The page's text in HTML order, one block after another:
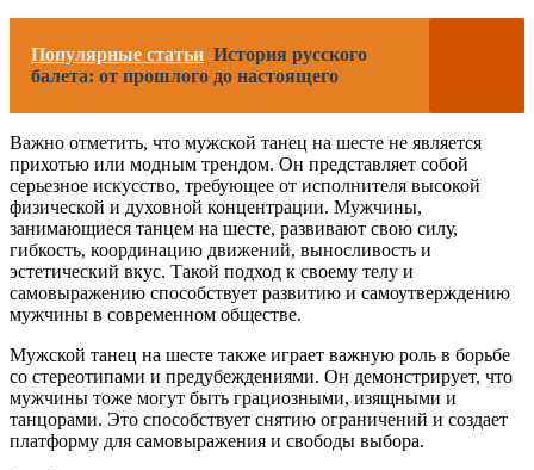
Популярные статьи История русского
балета: от прошлого до настоящего
Важно отметить, что мужской танец на шесте не является
прихотью или модным трендом. Он представляет собой
серьезное искусство, требующее от исполнителя высокой
физической и духовной концентрации. Мужчины,
занимающиеся танцем на шесте, развивают свою силу,
гибкость, координацию движений, выносливость и
эстетический вкус. Такой подход к своему телу и
самовыражению способствует развитию и самоутверждению
мужчины в современном обществе.
Мужской танец на шесте также играет важную роль в борьбе
со стереотипами и предубеждениями. Он демонстрирует, что
мужчины тоже могут быть грациозными, изящными и
танцорами. Это способствует снятию ограничений и создает
платформу для самовыражения и свободы выбора.